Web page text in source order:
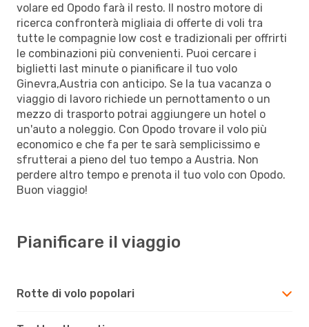
volare ed Opodo farà il resto. Il nostro motore di
ricerca confronterà migliaia di offerte di voli tra
tutte le compagnie low cost e tradizionali per offrirti
le combinazioni più convenienti. Puoi cercare i
biglietti last minute o pianificare il tuo volo
Ginevra,Austria con anticipo. Se la tua vacanza o
viaggio di lavoro richiede un pernottamento o un
mezzo di trasporto potrai aggiungere un hotel o
un'auto a noleggio. Con Opodo trovare il volo più
economico e che fa per te sarà semplicissimo e
sfrutterai a pieno del tuo tempo a Austria. Non
perdere altro tempo e prenota il tuo volo con Opodo.
Buon viaggio!
Pianificare il viaggio
Rotte di volo popolari